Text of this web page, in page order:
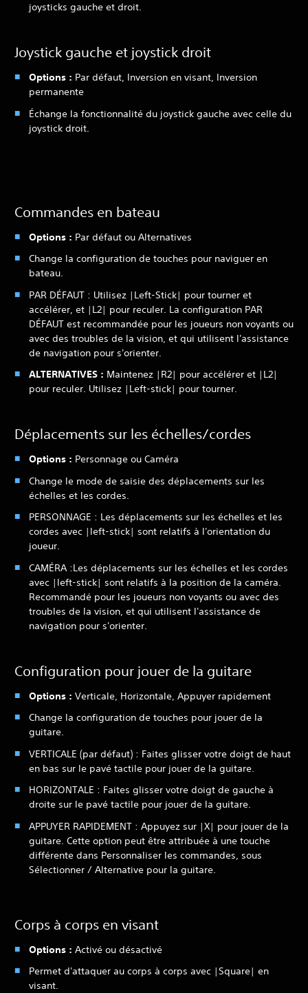
joysticks gauche et droit.
Joystick gauche et joystick droit
Options : Par défaut, Inversion en visant, Inversion
permanente
Échange la fonctionnalité du joystick gauche avec celle du
joystick droit.
Commandes en bateau
Options : Par défaut ou Alternatives
Change la configuration de touches pour naviguer en
bateau.
PAR DÉFAUT : Utilisez |Left-Stick| pour tourner et
accélérer, et |L2| pour reculer. La configuration PAR
DÉFAUT est recommandée pour les joueurs non voyants ou
avec des troubles de la vision, et qui utilisent l'assistance
de navigation pour s'orienter.
ALTERNATIVES : Maintenez |R2| pour accélérer et |L2|
pour reculer. Utilisez |Left-stick| pour tourner.
Déplacements sur les échelles/cordes
Options : Personnage ou Caméra
Change le mode de saisie des déplacements sur les
échelles et les cordes.
PERSONNAGE : Les déplacements sur les échelles et les
cordes avec |left-stick| sont relatifs à l'orientation du
joueur.
CAMÉRA :Les déplacements sur les échelles et les cordes
avec |left-stick| sont relatifs à la position de la caméra.
Recommandé pour les joueurs non voyants ou avec des
troubles de la vision, et qui utilisent l'assistance de
navigation pour s'orienter.
Configuration pour jouer de la guitare
Options : Verticale, Horizontale, Appuyer rapidement
Change la configuration de touches pour jouer de la
guitare.
VERTICALE (par défaut) : Faites glisser votre doigt de haut
en bas sur le pavé tactile pour jouer de la guitare.
HORIZONTALE : Faites glisser votre doigt de gauche à
droite sur le pavé tactile pour jouer de la guitare.
APPUYER RAPIDEMENT : Appuyez sur |X| pour jouer de la
guitare. Cette option peut être attribuée à une touche
différente dans Personnaliser les commandes, sous
Sélectionner / Alternative pour la guitare.
Corps à corps en visant
Options : Activé ou désactivé
Permet d'attaquer au corps à corps avec |Square| en
visant.